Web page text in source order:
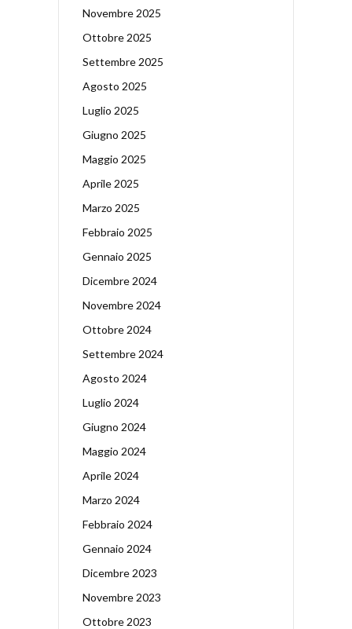
Novembre 2025
Ottobre 2025
Settembre 2025
Agosto 2025
Luglio 2025
Giugno 2025
Maggio 2025
Aprile 2025
Marzo 2025
Febbraio 2025
Gennaio 2025
Dicembre 2024
Novembre 2024
Ottobre 2024
Settembre 2024
Agosto 2024
Luglio 2024
Giugno 2024
Maggio 2024
Aprile 2024
Marzo 2024
Febbraio 2024
Gennaio 2024
Dicembre 2023
Novembre 2023
Ottobre 2023